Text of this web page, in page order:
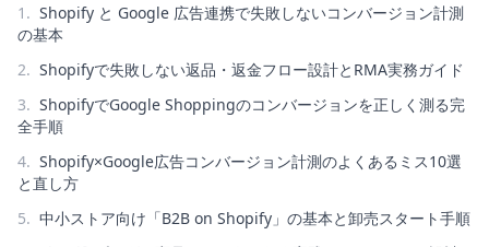
1 . Shopify と Google 広告連携で失敗しないコンバージョン計測
の基本
2. Shopifyで失敗しない返品・返金フロー設計とRMA実務ガイド
3. ShopifyでGoogle Shoppingのコンバージョンを正しく測る完
全手順
4. Shopify×Google広告コンバージョン計測のよくあるミス10選
と直し方
5. 中小ストア向け「B2B on Shopify」の基本と卸売スタート手順